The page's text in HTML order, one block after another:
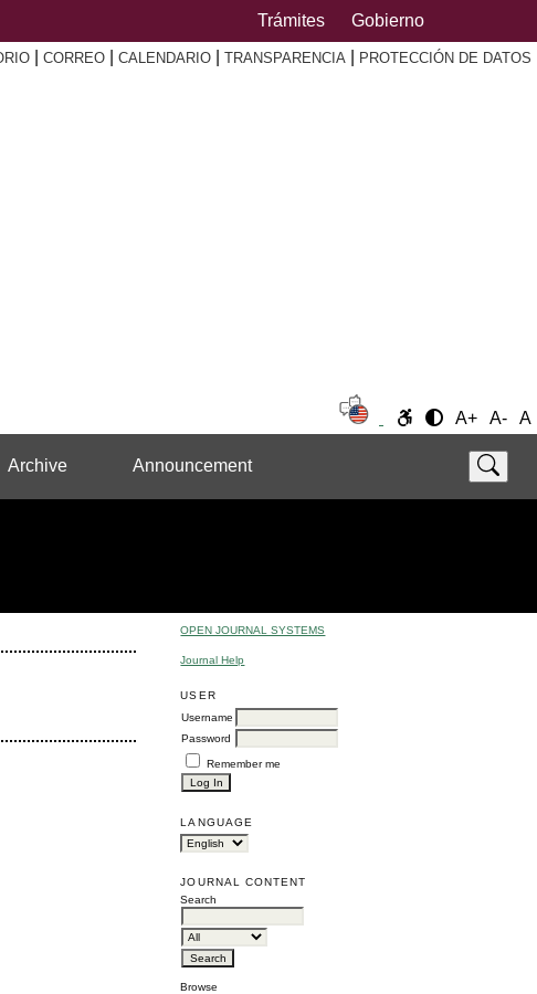
Trámites Gobierno
CORREO CALENDARIO TRANSPARENCIA PROTECCIÓN DE DATOS
A+ A- A
Archive Announcement
OPEN JOURNAL SYSTEMS
Journal Help
USER
Username
Password
Remember me
LANGUAGE
JOURNAL CONTENT
Search
Browse